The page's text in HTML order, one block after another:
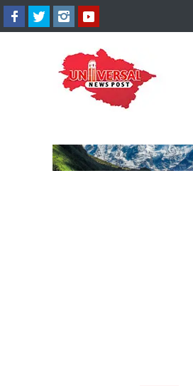
राष्ट्रीय अध्यक्ष के नेतृत्व में दिल्ली में
चल रही है भाजपा प्रदेश कोर ग्रुप
की बैठक।